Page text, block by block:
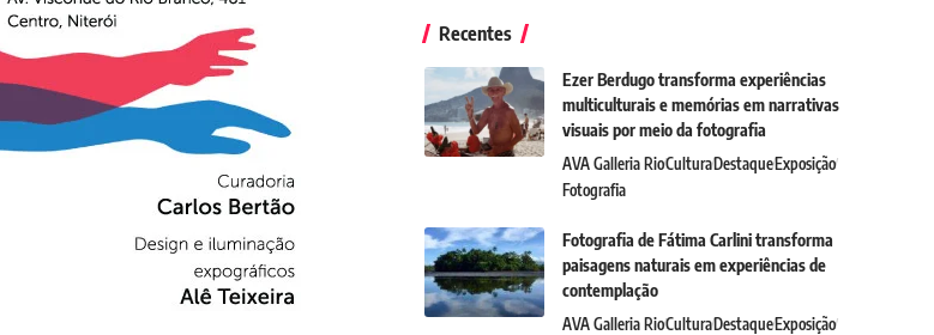
Recentes
Ezer Berdugo transforma experiências
multiculturais e memórias em narrativas
visuais por meio da fotografia
AVA Galleria RioCulturaDestaqueExposição
Fotografia
Fotografia de Fátima Carlini transforma
paisagens naturais em experiências de
contemplação
AVA Galleria RioCulturaDestaqueExposição